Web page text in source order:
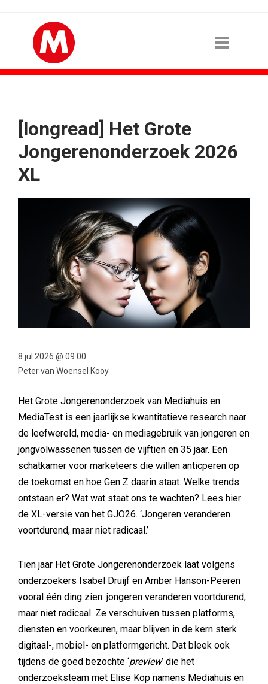
[longread] Het Grote
Jongerenonderzoek 2026
XL
8 jul 2026 @ 09:00
Peter van Woensel Kooy
Het Grote Jongerenonderzoek van Mediahuis en
MediaTest is een jaarlijkse kwantitatieve research naar
de leefwereld, media- en mediagebruik van jongeren en
jongvolwassenen tussen de vijftien en 35 jaar. Een
schatkamer voor marketeers die willen anticperen op
de toekomst en hoe Gen Z daarin staat. Welke trends
ontstaan er? Wat wat staat ons te wachten? Lees hier
de XL-versie van het GJO26. ‘Jongeren veranderen
voortdurend, maar niet radicaal.’
Tien jaar Het Grote Jongerenonderzoek laat volgens
onderzoekers Isabel Druijf en Amber Hanson-Peeren
vooral één ding zien: jongeren veranderen voortdurend,
maar niet radicaal. Ze verschuiven tussen platforms,
diensten en voorkeuren, maar blijven in de kern sterk
digitaal-, mobiel- en platformgericht. Dat bleek ook
tijdens de goed bezochte ‘preview’ die het
onderzoeksteam met Elise Kop namens Mediahuis en